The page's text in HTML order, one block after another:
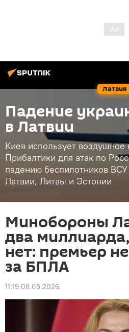
Латвия
Падение
в Латвии
Киев использует воздушное
Прибалтики для атак по
падению беспилотников
Латвии, Литвы и Эстонии
Минобороны
два
нет: премьер
за БПЛА
11:19 08.05.2026